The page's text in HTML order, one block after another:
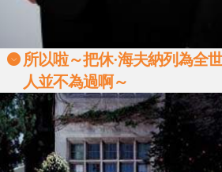
所以啦～把休·海夫納列為全
人並不為過啊～